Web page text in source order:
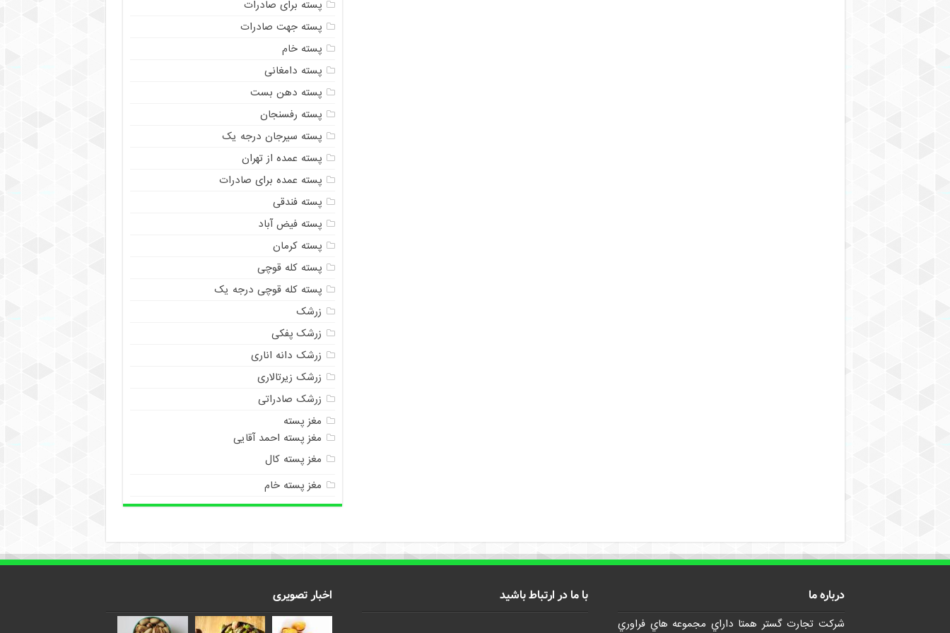
پسته برای صادرات
پسته جهت صادرات
پسته خام
پسته دامغانی
پسته دهن بست
پسته رفسنجان
پسته سیرجان درجه یک
پسته عمده از تهران
پسته عمده برای صادرات
پسته فندقی
پسته فیض آباد
پسته کرمان
پسته کله قوچی
پسته کله قوچی درجه یک
زرشک
زرشک پفکی
زرشک دانه اناری
زرشک زیرتالاری
زرشک صادراتی
مغز پسته
مغز پسته احمد آقایی
مغز پسته کال
مغز پسته خام
درباره ما
شرکت تجارت گستر همتا داراي مجموعه هاي فراوري
با ما در ارتباط باشید اخبار تصویری